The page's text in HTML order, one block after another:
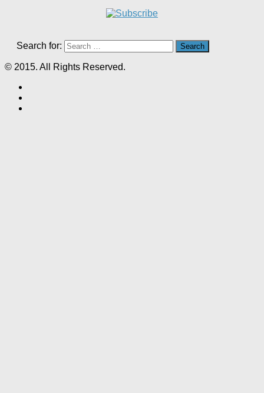
Search for:
© 2015. All Rights Reserved.